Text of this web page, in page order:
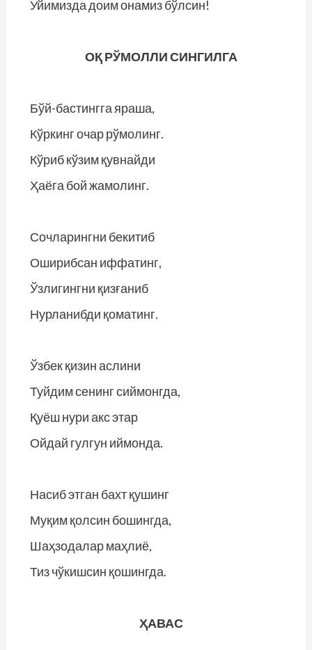
Уйимизда доим онамиз бўлсин!
ОҚ РЎМОЛЛИ СИНГИЛГА
Бўй-бастингга яраша,
Кўркинг очар рўмолинг.
Кўриб кўзим қувнайди
Ҳаёга бой жамолинг.
Сочларингни бекитиб
Оширибсан иффатинг,
Ўзлигингни қизғаниб
Нурланибди қоматинг.
Ўзбек қизин аслини
Туйдим сенинг сиймонгда,
Қуёш нури акс этар
Ойдай гулгун иймонда.
Насиб этган бахт қушинг
Муқим қолсин бошингда,
Шаҳзодалар маҳлиё,
Тиз чўкишсин қошингда.
ҲАВАС